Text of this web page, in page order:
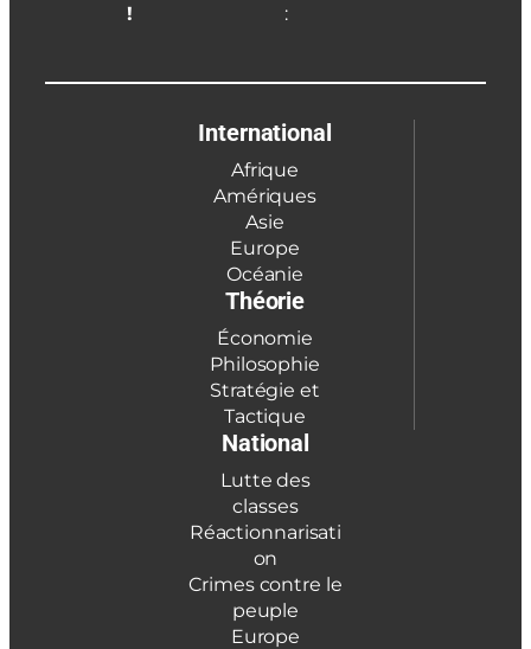
!
:
International
Afrique
Amériques
Asie
Europe
Océanie
Théorie
Économie
Philosophie
Stratégie et
Tactique
National
Lutte des
classes
Réactionnarisati
on
Crimes contre le
peuple
Europe